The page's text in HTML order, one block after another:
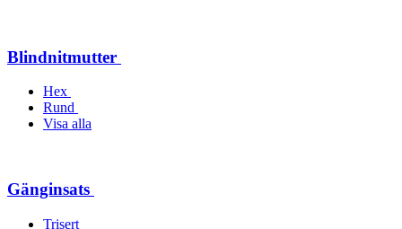
Blindnitmutter
Hex
Rund
Visa alla
Gänginsats
Trisert